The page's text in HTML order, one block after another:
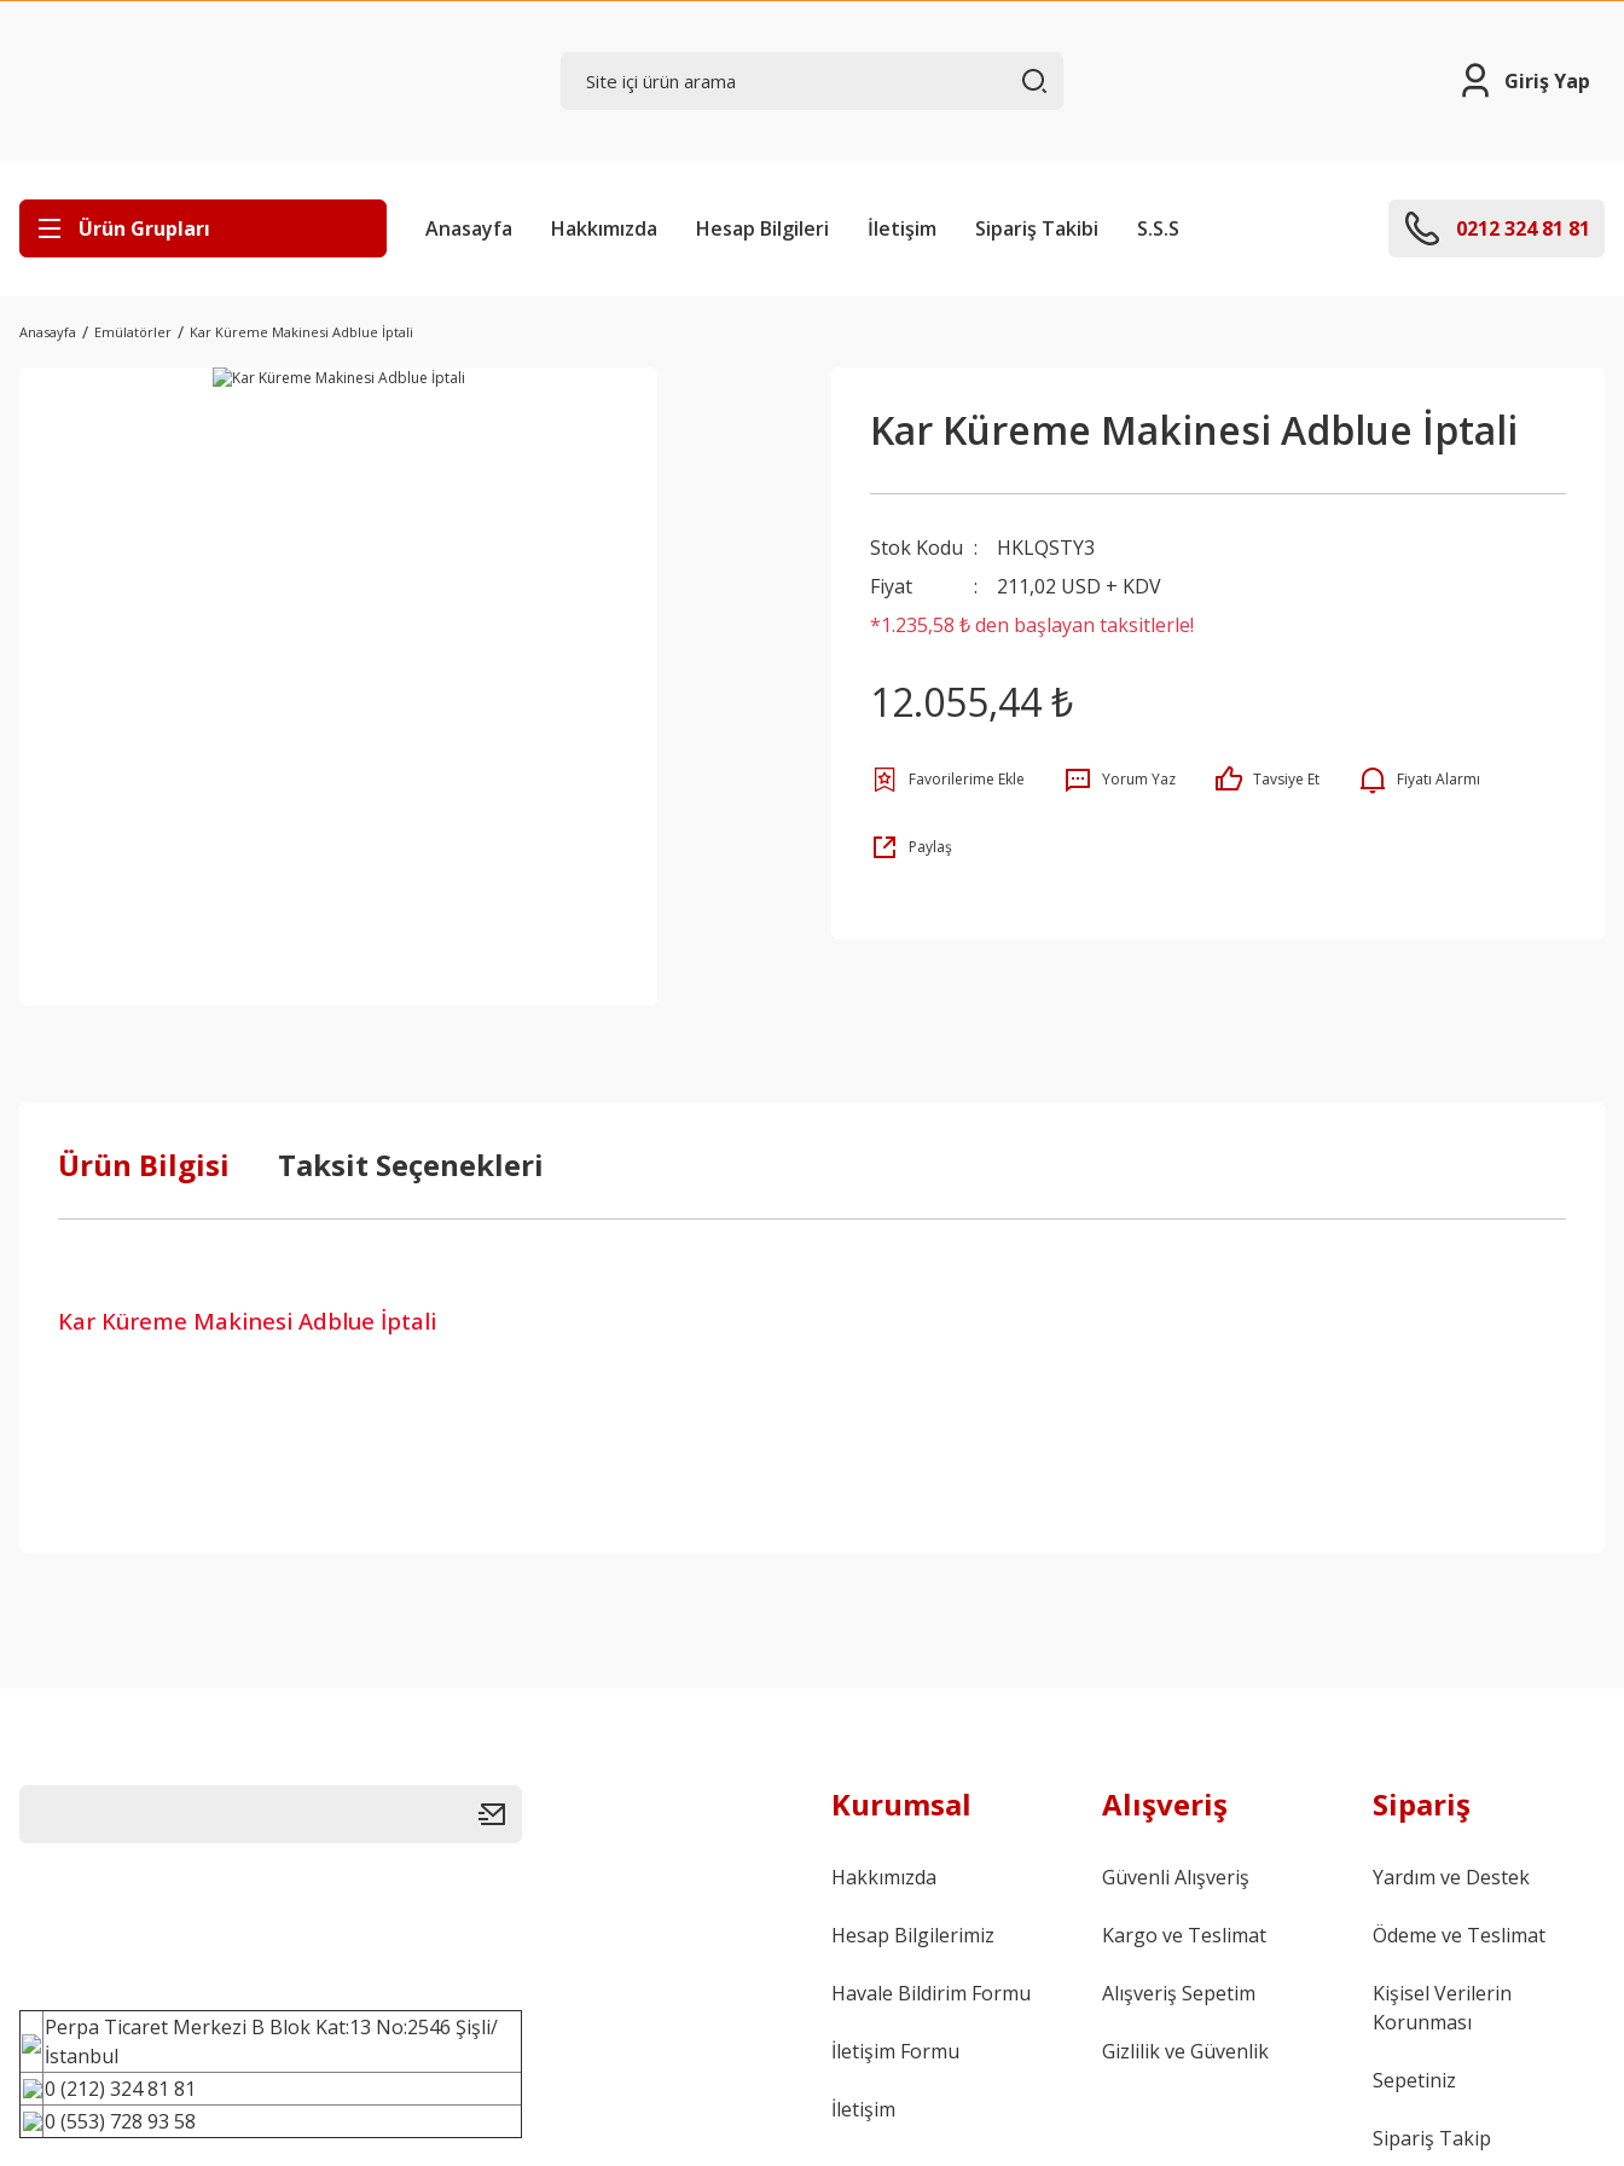
Giriş Yap
Ürün Grupları Anasayfa Hakkımızda Hesap Bilgileri İletişim Sipariş Takibi S.S.S 0212 324 81 81
Anasayfa Emülatörler Kar Küreme Makinesi Adblue İptali
Kar Küreme Makinesi Adblue İptali
Stok Kodu
HKLQSTY3
Fiyat
211,02 USD + KDV
*1.235,58 ₺ den başlayan taksitlerle!
12.055,44 ₺
Yorum Yaz Tavsiye Et Fiyatı Alarmı
Paylaş
Ürün Bilgisi Taksit Seçenekleri
Kar Küreme Makinesi Adblue İptali
Perpa Ticaret Merkezi B Blok Kat:13 No:2546 Şişli/
İstanbul
0 (212) 324 81 81
0 (553) 728 93 58
Kurumsal
Hakkımızda
Hesap Bilgilerimiz
Havale Bildirim Formu
İletişim Formu
İletişim
Alışveriş
Güvenli Alışveriş
Kargo ve Teslimat
Alışveriş Sepetim
Gizlilik ve Güvenlik
Sipariş
Yardım ve Destek
Ödeme ve Teslimat
Kişisel Verilerin
Korunması
Sepetiniz
Sipariş Takip